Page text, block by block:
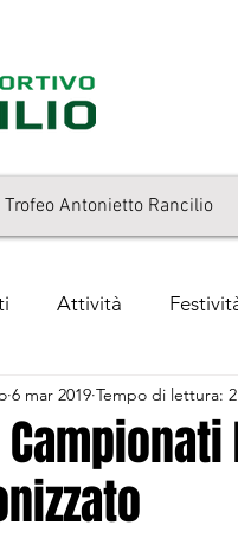
Trofeo Antonietto Rancilio
Attività
6 mar 2019 Tempo di lettura: